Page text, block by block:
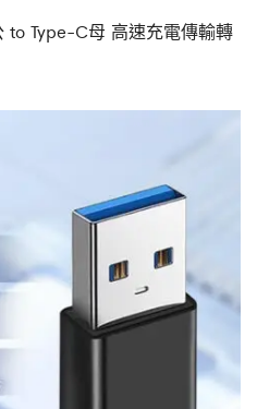
Type-C母 高速充電傳輸轉